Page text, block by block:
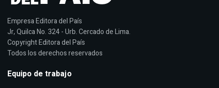
Empresa Editora del País
Jr, Quilca No. 324 - Urb. Cercado de Lima.
Copyright Editora del País
Todos los derechos reservados
Equipo de trabajo